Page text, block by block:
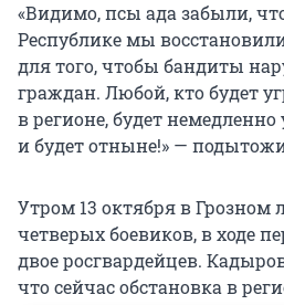
«Видимо, псы ада забыли,
Республике мы
для того, чтобы бандиты
граждан. Любой, кто будет
в регионе, будет
и будет отныне!» —
Утром 13 октября в Грозном
четверых боевиков, в ходе
двое росгвардейцев.
что сейчас обстановка в